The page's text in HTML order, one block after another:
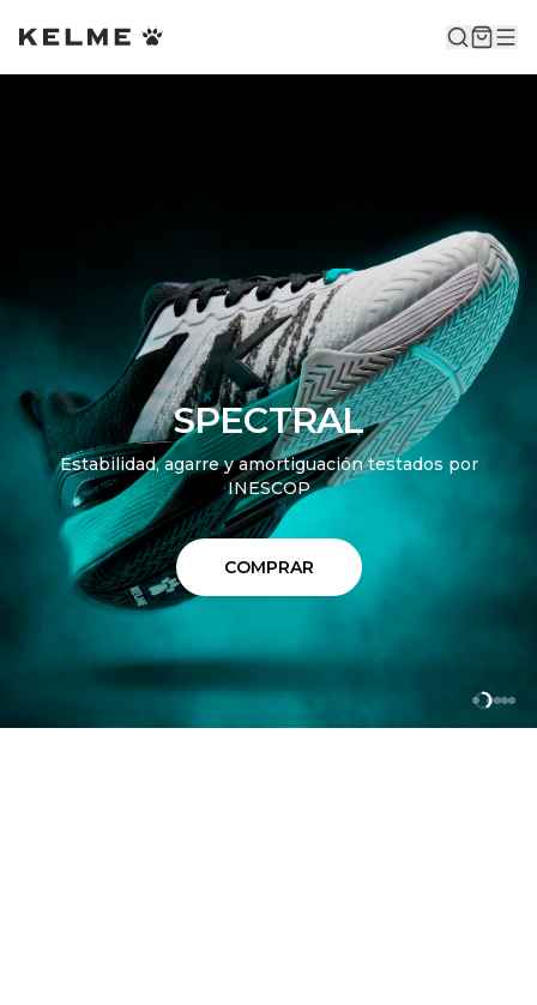
SPECTRAL
Estabilidad, agarre y amortiguación testados por
INESCOP
COMPRAR